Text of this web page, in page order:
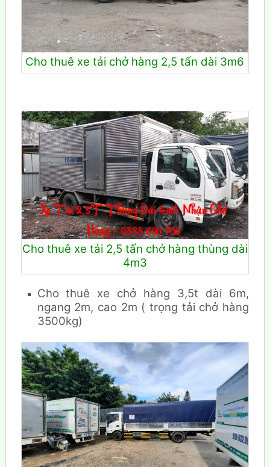
Cho thuê xe tải chở hàng 2,5 tấn dài 3m6
Cho thuê xe tải 2,5 tấn chở hàng thùng dài
4m3
Cho thuê xe chở hàng 3,5t dài 6m,
ngang 2m, cao 2m ( trọng tải chở hàng
3500kg)